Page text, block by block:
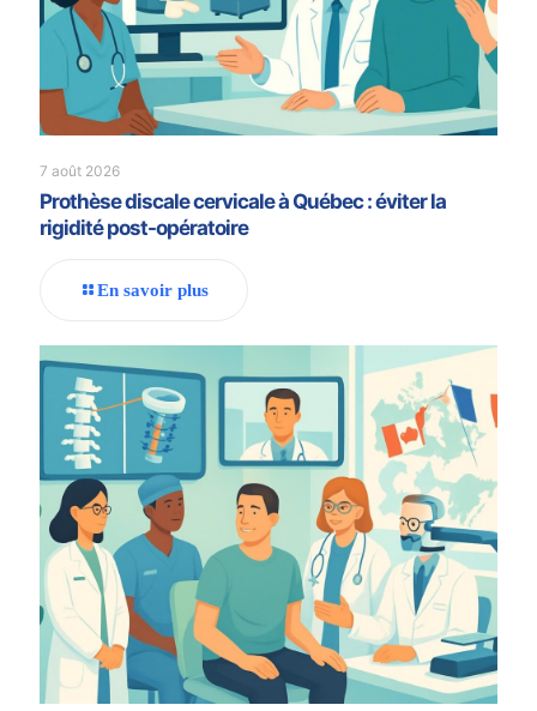
7 août 2026
Prothèse discale cervicale à Québec : éviter la
rigidité post-opératoire
En savoir plus